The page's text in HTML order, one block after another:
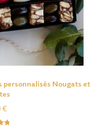
personnalisés Nougats et
€